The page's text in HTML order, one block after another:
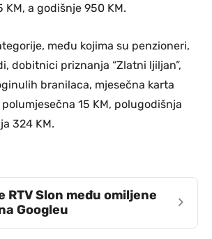
a godišnje 950 KM.
među kojima su penzioneri,
dobitnici priznanja “Zlatni ljiljan”,
branilaca, mjesečna karta
15 KM, polugodišnja
324 KM.
RTV Slon među omiljene
Googleu
›